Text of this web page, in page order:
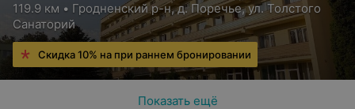
119.9 км • Гродненский р-н, д. Поречье, ул. Толстого
Санаторий
Скидка 10% на при раннем бронировании
Показать ещё